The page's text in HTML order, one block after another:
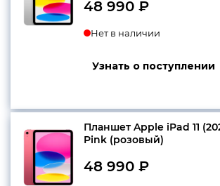
48 990 ₽
Нет в наличии
Узнать о поступлении
Планшет Apple iPad 11
Pink (розовый)
48 990 ₽